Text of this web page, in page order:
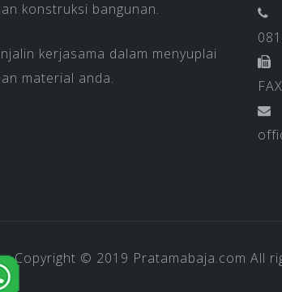
konstruksi bangunan.
kerjasama dalam menyuplai
material anda.
Copyright © 2019 Pratamabaja.com All